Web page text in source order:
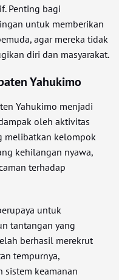
Penting bagi
untuk memberikan
agar mereka tidak
diri dan masyarakat.
Yahukimo
Yahukimo menjadi
oleh aktivitas
melibatkan kelompok
kehilangan nyawa,
terhadap
untuk
tantangan yang
berhasil merekrut
tempurnya,
sistem keamanan